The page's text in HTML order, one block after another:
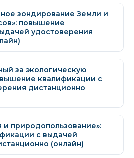
зондирование Земли и
повышение
удостоверения
за экологическую
квалификации с
дистанционно
и природопользование»:
с выдачей
(онлайн)